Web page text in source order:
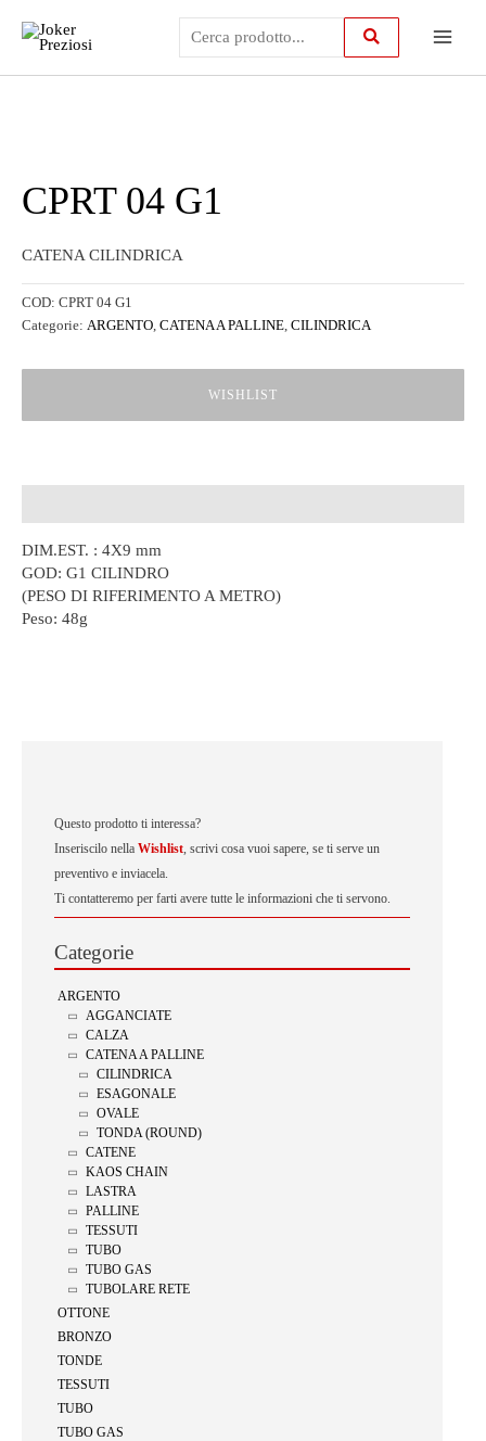
contenuto
Questo prodotto ti interessa?
Inseriscilo nella Wishlist, scrivi cosa vuoi sapere, se ti serve un
preventivo e inviacela.
Ti contatteremo per farti avere tutte le informazioni che ti servono.
Categorie
ARGENTO
AGGANCIATE
CALZA
CATENA A PALLINE
CILINDRICA
ESAGONALE
OVALE
TONDA (ROUND)
CATENE
KAOS CHAIN
LASTRA
PALLINE
TESSUTI
TUBO
TUBO GAS
TUBOLARE RETE
OTTONE
BRONZO
TONDE
TESSUTI
TUBO
TUBO GAS
CPRT 04 G1
CATENA CILINDRICA
COD: CPRT 04 G1
Categorie: ARGENTO, CATENA A PALLINE, CILINDRICA
WISHLIST
DIM.EST. : 4X9 mm
GOD: G1 CILINDRO
(PESO DI RIFERIMENTO A METRO)
Peso: 48g